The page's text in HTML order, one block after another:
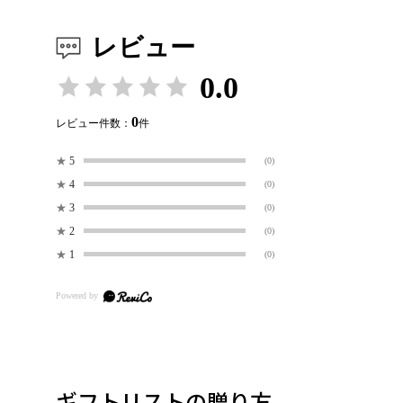
レビュー
0.0
レビュー件数： 0件
★ 5 (0)
★ 4 (0)
★ 3 (0)
★ 2 (0)
★ 1 (0)